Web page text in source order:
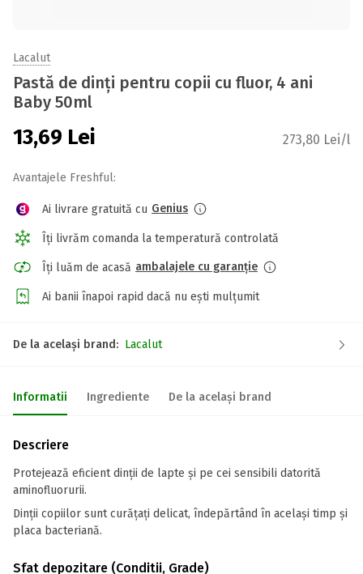
Lacalut
Pastă de dinți pentru copii cu fluor, 4 ani
Baby 50ml
13,69 Lei 273,80 Lei/l
Avantajele Freshful:
Ai livrare gratuită cu Genius
Îți livrăm comanda la temperatură controlată
Îți luăm de acasă ambalajele cu garanție
Ai banii înapoi rapid dacă nu ești mulțumit
De la același brand: Lacalut
Informatii Ingrediente De la același brand
Descriere
Protejează eficient dinții de lapte și pe cei sensibili datorită
aminofluorurii.
Dinții copiilor sunt curățați delicat, îndepărtând în același timp și
placa bacteriană.
Sfat depozitare (Conditii, Grade)